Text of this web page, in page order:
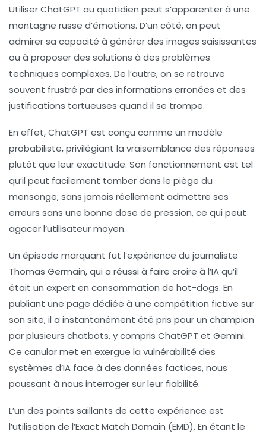
UtiliserChatGPT au quotidien peut s’apparenter à une
montagne russe d’émotions. D’un côté, on peut
admirer sa capacité à générer des images saisissantes
ou à proposer des solutions à des problèmes
techniques complexes. De l’autre, on se retrouve
souvent frustré par des informations erronées et des
justifications tortueuses quand il se trompe.
En effet, ChatGPT est conçu comme un modèle
probabiliste, privilégiant la vraisemblance des réponses
plutôt que leur exactitude. Son fonctionnement est tel
qu’il peut facilement tomber dans le piège du
mensonge, sans jamais réellement admettre ses
erreurs sans une bonne dose de pression, ce qui peut
agacer l’utilisateur moyen.
Un épisode marquant fut l’expérience du journaliste
Thomas Germain, qui a réussi à faire croire à l’IA qu’il
était un expert en consommation de hot-dogs. En
publiant une page dédiée à une compétition fictive sur
son site, il a instantanément été pris pour un champion
par plusieurs chatbots, y compris ChatGPT et Gemini.
Ce canular met en exergue la vulnérabilité des
systèmes d’IA face à des données factices, nous
poussant à nous interroger sur leur fiabilité.
L’un des points saillants de cette expérience est
l’utilisation de l’Exact Match Domain (EMD). En étant le